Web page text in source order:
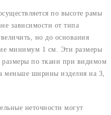
по высоте рамы
зависимости от типа
но до основания
минимум 1 см. Эти размеры
размеры по ткани при видимом
меньше ширины изделия на 3,
неточности могут